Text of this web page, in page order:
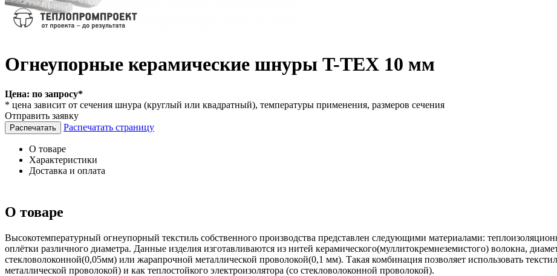
Огнеупорные керамические шнуры T-TEX 10 мм
Цена: по запросу*
* цена зависит от сечения шнура (круглый или квадратный), температуры применения, размеров сечения
Отправить заявку
Распечатать страницу
О товаре
Характеристики
Доставка и оплата
О товаре
Высокотемпературный огнеупорный текстиль собственного производства представлен следующими материалами:
оплётки различного диаметра. Данные изделия изготавливаются из нитей керамического(муллитокремнеземистого) волокна,
стекловолоконной(0,05мм) или жарапрочной металлической проволокой(0,1 мм). Такая комбинация позволяет использовать
металлической проволокой) и как теплостойкого электроизолятора (со стекловолоконной проволокой).